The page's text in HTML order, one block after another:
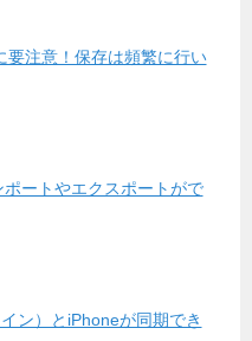
要注意！保存は頻繁に行い
ートやエクスポートがで
ン）とiPhoneが同期でき